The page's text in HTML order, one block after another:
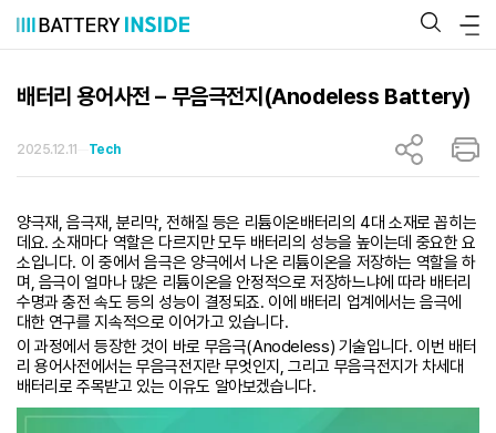
츠
배터리 용어사전 – 무음극전지(Anodeless Battery)
2025.12.11 Tech
양극재, 음극재, 분리막, 전해질 등은 리튬이온배터리의 4대 소재로 꼽히는
데요. 소재마다 역할은 다르지만 모두 배터리의 성능을 높이는데 중요한 요
소입니다. 이 중에서 음극은 양극에서 나온 리튬이온을 저장하는 역할을 하
며, 음극이 얼마나 많은 리튬이온을 안정적으로 저장하느냐에 따라 배터리
수명과 충전 속도 등의 성능이 결정되죠. 이에 배터리 업계에서는 음극에
대한 연구를 지속적으로 이어가고 있습니다.
이 과정에서 등장한 것이 바로 무음극(Anodeless) 기술입니다. 이번 배터
리 용어사전에서는 무음극전지란 무엇인지, 그리고 무음극전지가 차세대
배터리로 주목받고 있는 이유도 알아보겠습니다.